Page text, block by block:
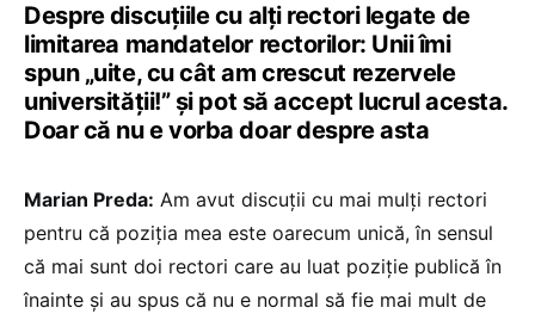
Despre discuțiile cu alți rectori legate de
limitarea mandatelor rectorilor: Unii îmi
spun „uite, cu cât am crescut rezervele
universității!” și pot să accept lucrul acesta.
Doar că nu e vorba doar despre asta
Marian Preda: Am avut discuții cu mai mulți rectori
pentru că poziția mea este oarecum unică, în sensul
că mai sunt doi rectori care au luat poziție publică în
înainte și au spus că nu e normal să fie mai mult de